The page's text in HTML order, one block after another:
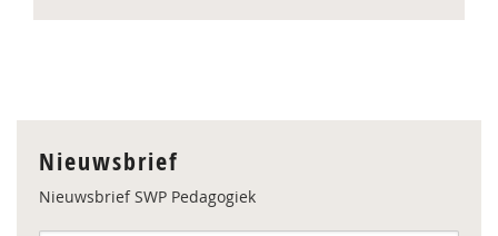
Nieuwsbrief
Nieuwsbrief SWP Pedagogiek